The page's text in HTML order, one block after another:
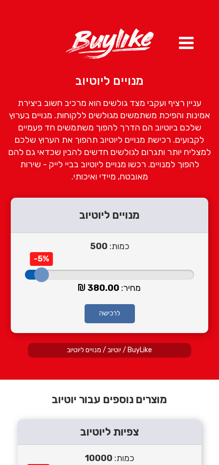
מנויים ליוטיוב
עניין רציף ועקבי מצד גולשים הוא מרכיב חשוב ביצירת
אמינות והפיכת משתמשים מגולשים ללקוחות. מנויים בערוץ
שלכם ביוטיוב הם הדרך להפוך משתמשים חד פעמיים
לקבועים. רכישת מנויים ליוטיוב תהפוך את הערוץ שלכם
למצליח יותר ותגרום לגולשים חדשים להבין שכדאי גם להם
להפוך למנויים. רכשו מנויים ליוטיוב בביי לייק - שירות
מאובטח, מיידי ואיכותי.
מנויים ליוטיוב
כמות:500
-5%
מחיר: 380.00
לרכישה
BuyLike
/ יוטיוב / מנויים ליוטיוב
מוצרים נוספים עבור יוטיוב
צפיות ליוטיוב
כמות: 10000